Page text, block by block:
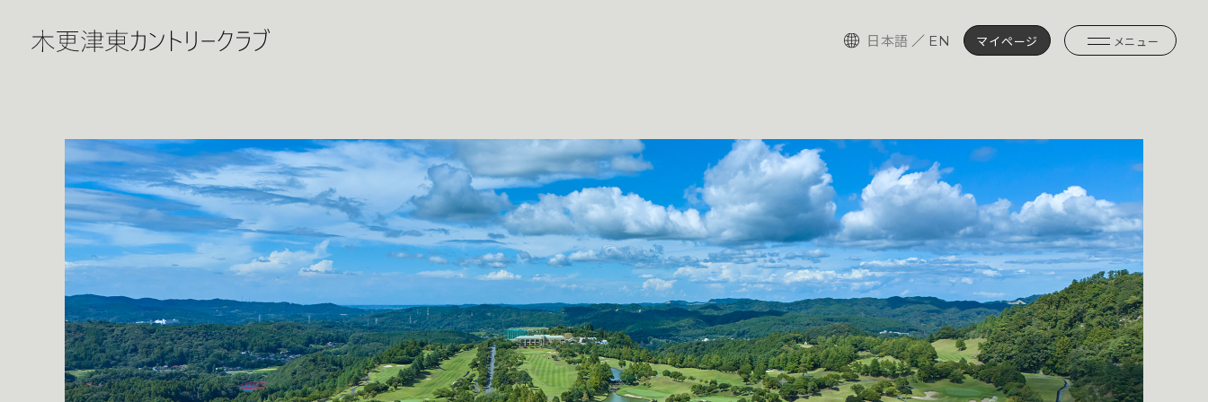
メニュー
日本語 ／ EN マイページ